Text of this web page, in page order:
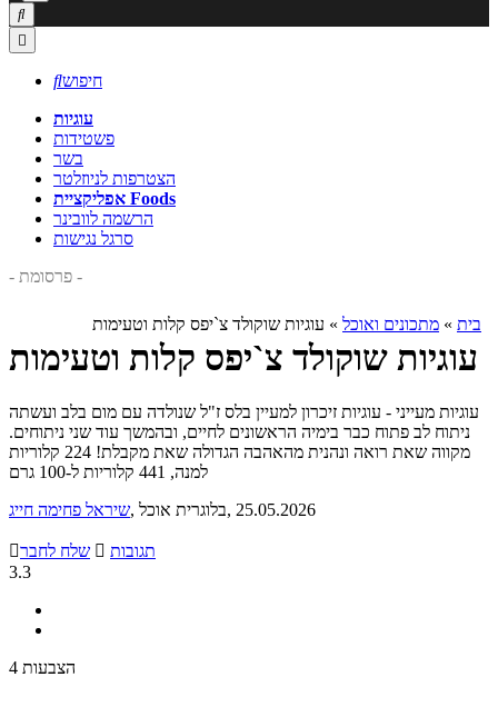


חיפוש
עוגיות
פשטידות
בשר
הצטרפות לניוזלטר
אפליקציית Foods
הרשמה לוובינר
סרגל נגישות
- פרסומת -
בית » מתכונים ואוכל » עוגיות שוקולד צ`יפס קלות וטעימות
עוגיות שוקולד צ`יפס קלות וטעימות
עוגיות מעייני - עוגיות זיכרון למעיין בלס ז"ל שנולדה עם מום בלב ועשתה
ניתוח לב פתוח כבר בימיה הראשונים לחיים, ובהמשך עוד שני ניתוחים.
מקווה שאת רואה ונהנית מהאהבה הגדולה שאת מקבלת! 224 קלוריות
למנה, 441 קלוריות ל-100 גרם
שיראל פחימה חייג , בלוגרית אוכל, 25.05.2026
שלח לחבר  תגובות
3.3
4 הצבעות